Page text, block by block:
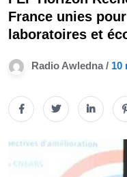
France unies
laboratoires et
Radio Awledna / 10